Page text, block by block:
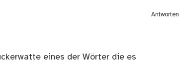
Antworten
eines der Wörter die es